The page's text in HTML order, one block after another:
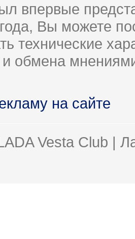
впервые
Вы можете
технические
обмена
на сайте
Vesta Club |